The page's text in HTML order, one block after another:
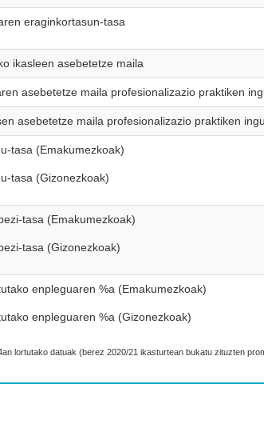
eraginkortasun-tasa
ikasleen asebetetze maila
asebetetze maila profesionalizazio praktiken
asebetetze maila profesionalizazio praktiken
tasa (Emakumezkoak)
tasa (Gizonezkoak)
tasa (Emakumezkoak)
tasa (Gizonezkoak)
enpleguaren %a (Emakumezkoak)
enpleguaren %a (Gizonezkoak)
lortutako datuak (berez 2020/21 ikasturtean bukatu zituzten